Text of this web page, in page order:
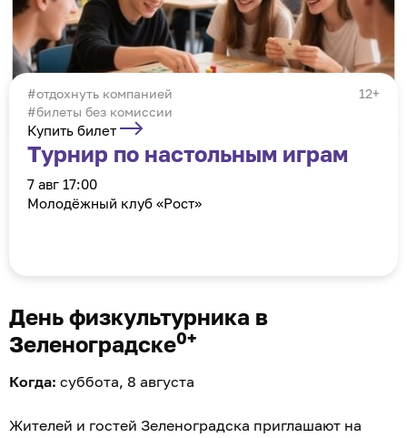
12+
отдохнуть компанией
#билеты без комиссии
Купить билет
Турнир по настольным играм
7 авг 17:00
Молодёжный клуб «Рост»
День физкультурника в
Зеленоградске0+
Когда: суббота, 8 августа
Жителей и гостей Зеленоградска приглашают на